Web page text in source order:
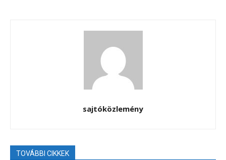
sajtóközlemény
TOVÁBBI CIKKEK